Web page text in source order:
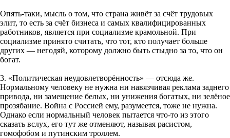
Опять-таки, мысль о том, что страна живёт за счёт трудовых
элит, то есть за счёт бизнеса и самых квалифицированных
работников, является при социализме крамольной. При
социализме принято считать, что тот, кто получает больше
других — негодяй, которому должно быть стыдно за то, что он
богат.
3. «Политическая неудовлетворённость» — отсюда же.
Нормальному человеку не нужна ни навязчивая реклама заднего
привода, ни замещение белых, ни унижения богатых, ни зелёное
прозябание. Война с Россией ему, разумеется, тоже не нужна.
Однако если нормальный человек пытается что-то из этого
сказать вслух, его тут же отменяют, называя расистом,
гомофобом и путинским троллем.